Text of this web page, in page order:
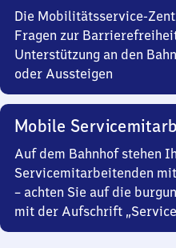
Die Mobilitätsservice-
Fragen zur
Unterstützung an den
oder Aussteigen
Mobile
Auf dem Bahnhof stehen
Servicemitarbeitenden
– achten Sie auf die
mit der Aufschrift